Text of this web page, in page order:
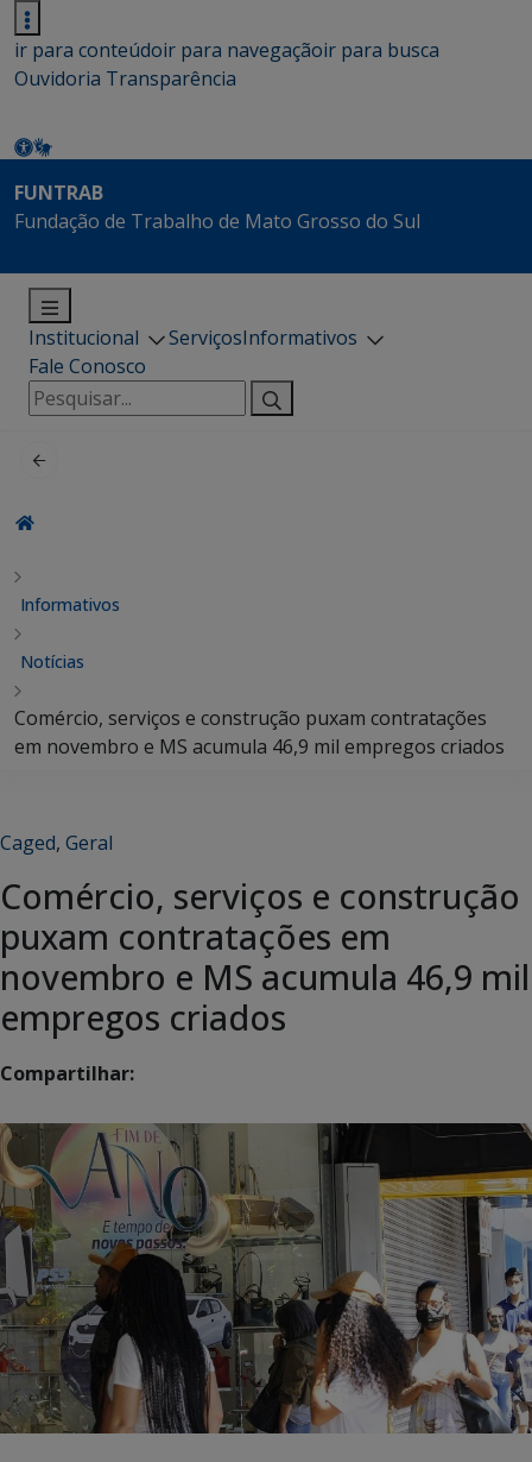
ir para conteúdoir para navegaçãoir para busca
Ouvidoria Transparência
FUNTRAB
Fundação de Trabalho de Mato Grosso do Sul
Institucional ServiçosInformativos
Fale Conosco
Pesquisar
por:
Informativos
Notícias
Comércio, serviços e construção puxam contratações
em novembro e MS acumula 46,9 mil empregos criados
Caged, Geral
Comércio, serviços e construção
puxam contratações em
novembro e MS acumula 46,9 mil
empregos criados
Compartilhar: